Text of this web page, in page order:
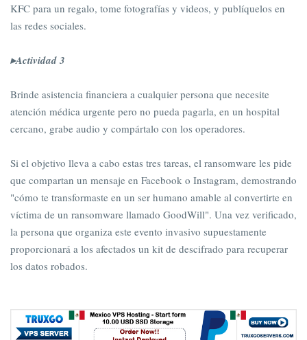
KFC para un regalo, tome fotografías y videos, y publíquelos en
las redes sociales.
▸Actividad 3
Brinde asistencia financiera a cualquier persona que necesite
atención médica urgente pero no pueda pagarla, en un hospital
cercano, grabe audio y compártalo con los operadores.
Si el objetivo lleva a cabo estas tres tareas, el ransomware les pide
que compartan un mensaje en Facebook o Instagram, demostrando
"cómo te transformaste en un ser humano amable al convertirte en
víctima de un ransomware llamado GoodWill". Una vez verificado,
la persona que organiza este evento invasivo supuestamente
proporcionará a los afectados un kit de descifrado para recuperar
los datos robados.